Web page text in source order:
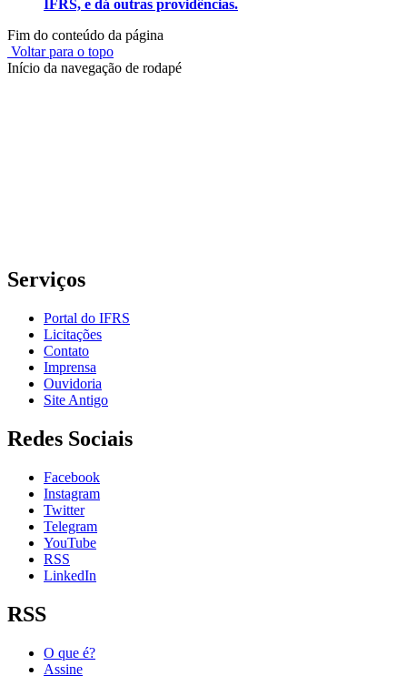
IFRS, e dá outras providências.
Fim do conteúdo da página
Voltar para o topo
Início da navegação de rodapé
Serviços
Portal do IFRS
Licitações
Contato
Imprensa
Ouvidoria
Site Antigo
Redes Sociais
Facebook
Instagram
Twitter
Telegram
YouTube
RSS
LinkedIn
RSS
O que é?
Assine